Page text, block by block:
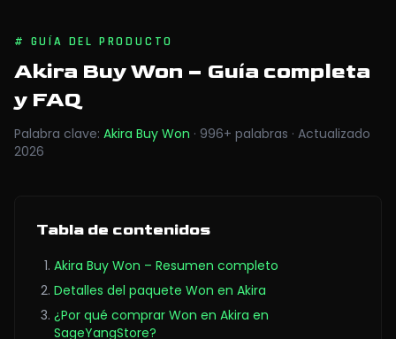
# GUÍA DEL PRODUCTO
Akira Buy Won – Guía completa
y FAQ
Palabra clave: Akira Buy Won · 996+ palabras · Actualizado
2026
Tabla de contenidos
Akira Buy Won – Resumen completo
Detalles del paquete Won en Akira
¿Por qué comprar Won en Akira en
SageYangStore?